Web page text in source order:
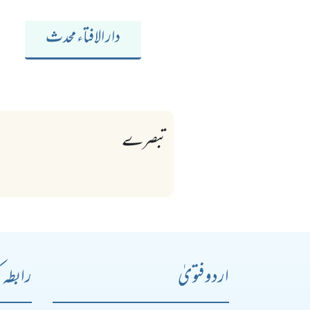
دار الافتاء محدث
تبصرے
اردو فتویٰ